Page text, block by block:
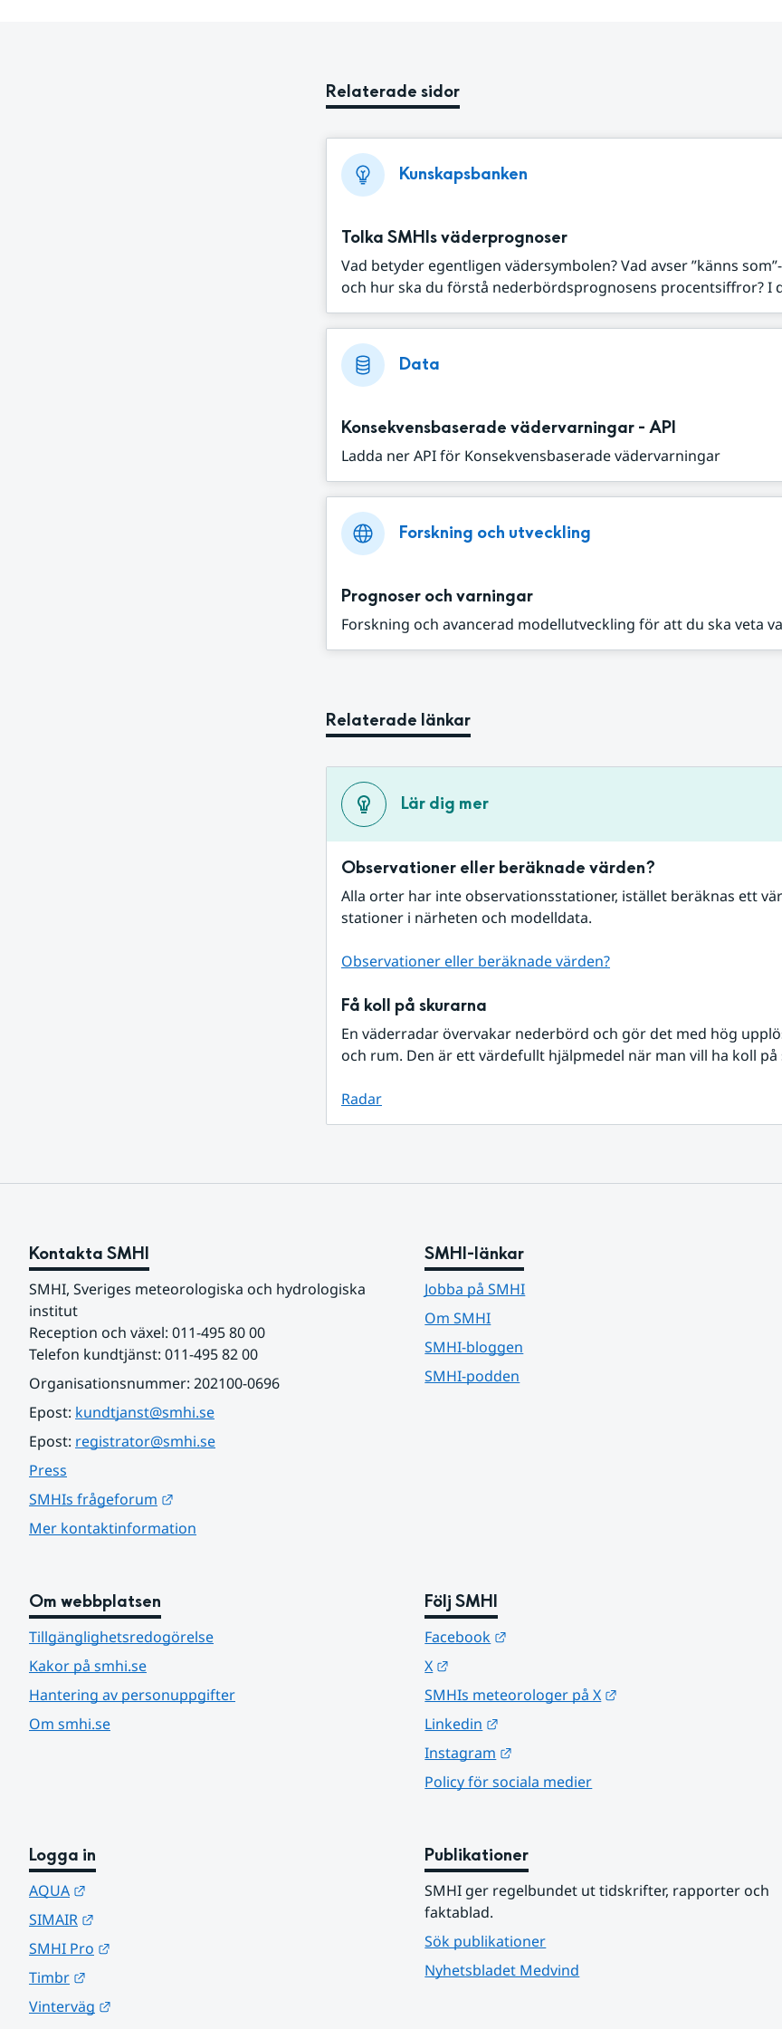
Relaterade sidor
Kunskapsbanken
Tolka SMHIs väderprognoser
Vad betyder egentligen vädersymbolen? Vad avser ”känns
och hur ska du förstå nederbördsprognosens procentsiffror? I
Data
Konsekvensbaserade vädervarningar - API
Ladda ner API för Konsekvensbaserade vädervarningar
Forskning och utveckling
Prognoser och varningar
Forskning och avancerad modellutveckling för att du ska veta
Relaterade länkar
Lär dig mer
Observationer eller beräknade värden?
Alla orter har inte observationsstationer, istället beräknas ett
stationer i närheten och modelldata.
Observationer eller beräknade värden?
Få koll på skurarna
En väderradar övervakar nederbörd och gör det med hög
och rum. Den är ett värdefullt hjälpmedel när man vill ha koll på
Radar
Kontakta SMHI
SMHI, Sveriges meteorologiska och hydrologiska
institut
Reception och växel: 011-495 80 00
Telefon kundtjänst: 011-495 82 00
Organisationsnummer: 202100-0696
Epost: kundtjanst@smhi.se
Epost: registrator@smhi.se
Press
SMHIs frågeforum
Mer kontaktinformation
SMHI-länkar
Jobba på SMHI
Om SMHI
SMHI-bloggen
SMHI-podden
Om webbplatsen
Tillgänglighetsredogörelse
Kakor på smhi.se
Hantering av personuppgifter
Om smhi.se
Följ SMHI
Facebook
X
SMHIs meteorologer på X
Linkedin
Instagram
Policy för sociala medier
Logga in
AQUA
SIMAIR
SMHI Pro
Timbr
Vinterväg
Publikationer
SMHI ger regelbundet ut tidskrifter, rapporter och
faktablad.
Sök publikationer
Nyhetsbladet Medvind